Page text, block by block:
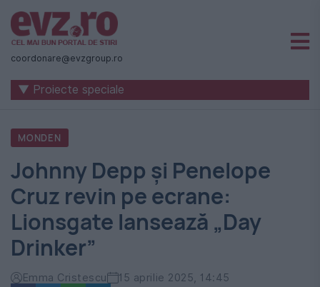
Știri
naționale
internaționale
România
-
Evenimentul
Zilei
coordonare@evzgroup.ro
▼ Proiecte speciale
MONDEN
Johnny Depp și Penelope
Cruz revin pe ecrane:
Lionsgate lansează „Day
Drinker”
Emma Cristescu 15 aprilie 2025, 14:45